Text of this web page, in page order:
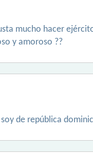
mucho hacer
y amoroso ??
de república